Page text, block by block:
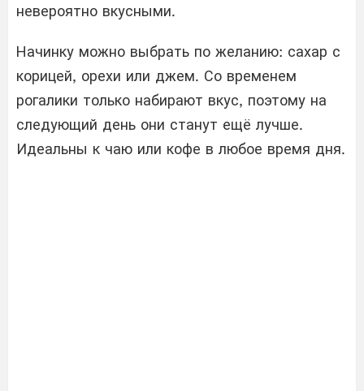
невероятно вкусными.
Начинку можно выбрать по желанию: сахар с
корицей, орехи или джем. Со временем
рогалики только набирают вкус, поэтому на
следующий день они станут ещё лучше.
Идеальны к чаю или кофе в любое время дня.